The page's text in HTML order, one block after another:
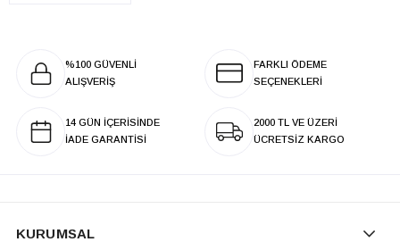
%100 GÜVENLİ
ALIŞVERİŞ
FARKLI ÖDEME
SEÇENEKLERİ
14 GÜN İÇERİSİNDE
İADE GARANTİSİ
2000 TL VE ÜZERİ
ÜCRETSİZ KARGO
KURUMSAL